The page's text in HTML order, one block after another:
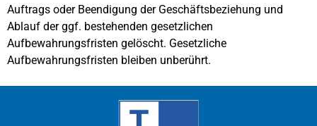
Auftrags oder Beendigung der Geschäftsbeziehung und
Ablauf der ggf. bestehenden gesetzlichen
Aufbewahrungsfristen gelöscht. Gesetzliche
Aufbewahrungsfristen bleiben unberührt.